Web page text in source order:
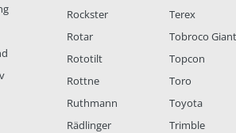
Rockster
Rotar
Rototilt
Rottne
Ruthmann
Rädlinger
Terex
Tobroco Giant
Topcon
Toro
Toyota
Trimble